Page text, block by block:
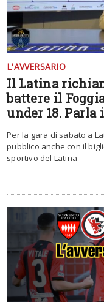
L'AVVERSARIO
Il Latina
battere il
under 18. Parla
Per la gara di sabato a
pubblico anche con il
sportivo del Latina